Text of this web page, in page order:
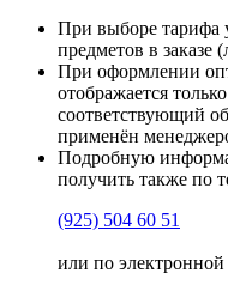
При выборе тарифа
предметов в заказе
При оформлении
отображается
соответствующий
применён
Подробную
получить также по
(925) 504 60 51
или по электронной